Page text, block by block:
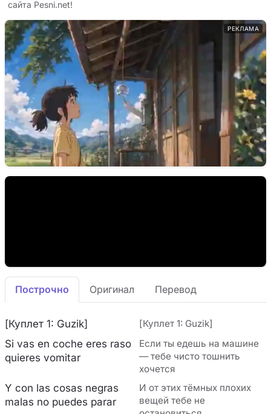
сайта Pesni.net!
РЕКЛАМА
Построчно Оригинал Перевод
[Куплет 1: Guzik] [Куплет 1: Guzik]
Si vas en coche eres raso
quieres vomitar
Если ты едешь на машине
— тебе чисто тошнить
хочется
Y con las cosas negras
malas no puedes parar
И от этих тёмных плохих
вещей тебе не